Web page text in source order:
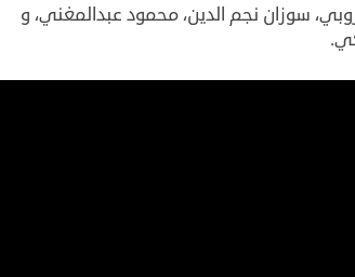
سوزان نجم الدين، محمود عبدالمغني، و